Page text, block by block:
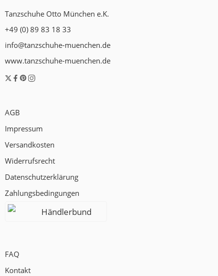
Tanzschuhe Otto München e.K.
+49 (0) 89 83 18 33
info@tanzschuhe-muenchen.de
www.tanzschuhe-muenchen.de
AGB
Impressum
Versandkosten
Widerrufsrecht
Datenschutzerklärung
Zahlungsbedingungen
Händlerbund
FAQ
Kontakt